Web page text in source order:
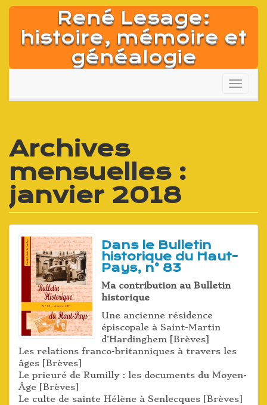
Aller
contenu
René Lesage:
histoire, mémoire et
généalogie
Archives
mensuelles :
janvier 2018
Dans le Bulletin
historique du Haut-
Pays, n° 83
Ma contribution au Bulletin
historique
Une ancienne résidence
épiscopale à Saint-Martin
d’Hardinghem [Brèves]
Les relations franco-britanniques à travers les
âges [Brèves]
Le prieuré de Rumilly : les documents du Moyen-
Âge [Brèves]
Le culte de sainte Hélène à Senlecques [Brèves]